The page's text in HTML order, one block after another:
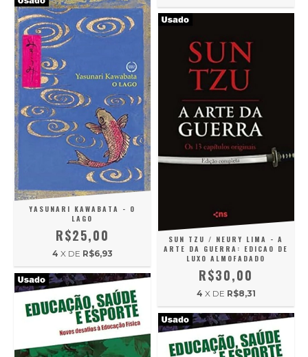
YASUNARI KAWABATA - O
LAGO
R$25,00
4 X DE R$6,93
SUN TZU / NEURY LIMA - A
ARTE DA GUERRA: EDICAO DE
LUXO ALMOFADADO
R$30,00
4 X DE R$8,31